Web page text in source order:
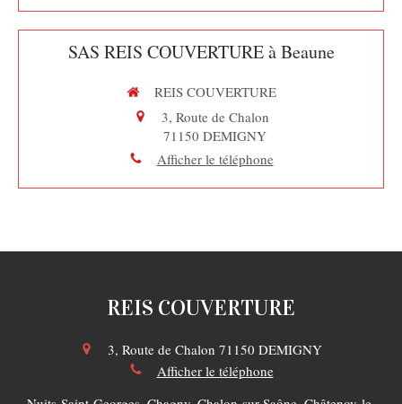
SAS REIS COUVERTURE à Beaune
REIS COUVERTURE
3, Route de Chalon
71150 DEMIGNY
Afficher le téléphone
REIS COUVERTURE
3, Route de Chalon 71150 DEMIGNY
Afficher le téléphone